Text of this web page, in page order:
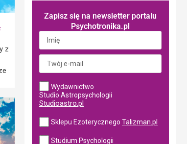
z
Zapisz się na newsletter portalu
Psychotronika.pl
Wydawnictwo
Studio Astropsychologii
Studioastro.pl
Sklepu Ezoterycznego Talizman.pl
Studium Psychologii